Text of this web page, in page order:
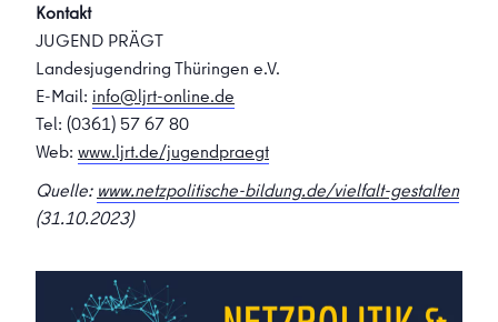
Kontakt
JUGEND PRÄGT
Landesjugendring Thüringen e.V.
E-Mail: info@ljrt-online.de
Tel: (0361) 57 67 80
Web: www.ljrt.de/jugendpraegt
Quelle: www.netzpolitische-bildung.de/vielfalt-gestalten
(31.10.2023)